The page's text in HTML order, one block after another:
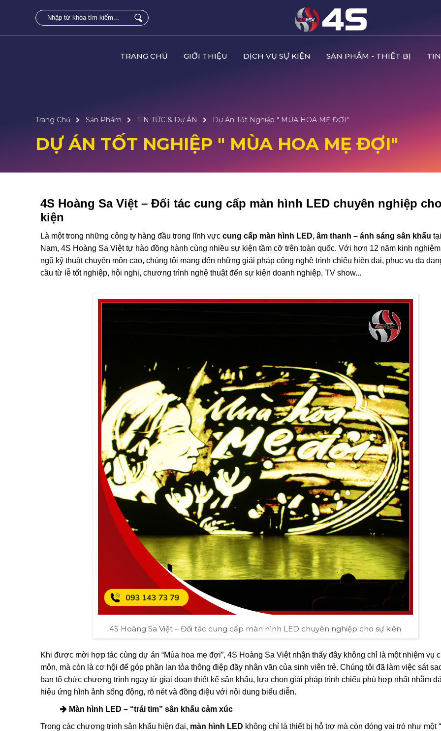
TRANG CHỦ GIỚI THIỆU DỊCH VỤ SỰ KIỆN SẢN PHẨM - THIẾT BỊ
Trang Chủ Sản Phẩm TIN TỨC & Dự ÁN Dự Án Tốt Nghiệp " MÙA HOA MẸ ĐỢI"
DỰ ÁN TỐT NGHIỆP " MÙA HOA MẸ ĐỢI"
4S Hoàng Sa Việt – Đối tác cung cấp màn hình LED chuyên nghiệp
kiện
Là một trong những công ty hàng đầu trong lĩnh vực cung cấp màn hình LED, âm thanh – ánh sáng sân khấu
Nam, 4S Hoàng Sa Việt tự hào đồng hành cùng nhiều sự kiện tầm cỡ trên toàn quốc. Với hơn 12 năm kinh
ngũ kỹ thuật chuyên môn cao, chúng tôi mang đến những giải pháp công nghệ trình chiếu hiện đại, phục vụ đa
cầu từ lễ tốt nghiệp, hội nghị, chương trình nghệ thuật đến sự kiện doanh nghiệp, TV show...
4S Hoàng Sa Việt – Đối tác cung cấp màn hình LED chuyên nghiệp cho sự kiện
Khi được mời hợp tác cùng dự án “Mùa hoa mẹ đợi”, 4S Hoàng Sa Việt nhận thấy đây không chỉ là một nhiệm vụ
môn, mà còn là cơ hội để góp phần lan tỏa thông điệp đầy nhân văn của sinh viên trẻ. Chúng tôi đã làm việc sát
ban tổ chức chương trình ngay từ giai đoạn thiết kế sân khấu, lựa chọn giải pháp trình chiếu phù hợp nhất nhằm
hiệu ứng hình ảnh sống động, rõ nét và đồng điệu với nội dung biểu diễn.
Màn hình LED – “trái tim” sân khấu cảm xúc
Trong các chương trình sân khấu hiện đại, màn hình LED không chỉ là thiết bị hỗ trợ mà còn đóng vai trò như một